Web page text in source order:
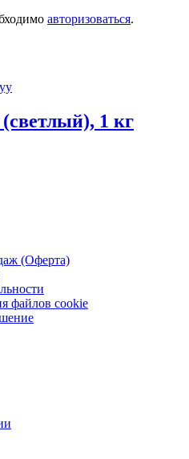
авторизоваться.
1 кг
(Оферта)
файлов cookie